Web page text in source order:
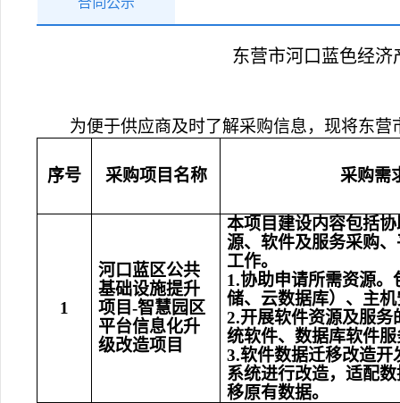
东营市河口蓝色经
为便于供应商及时了解采购信息，现将东营
序号 采购项目名称 采购需
1
河口蓝区公共
基础设施提升
项目-智慧园区
平台信息化升
级改造项目
本项目建设内容包括
源、软件及服务采购
工作。
1.协助申请所需资源。
储、云数据库）、主
2.开展软件资源及服务
统软件、数据库软件
3.软件数据迁移改造开
系统进行改造，适配
移原有数据。